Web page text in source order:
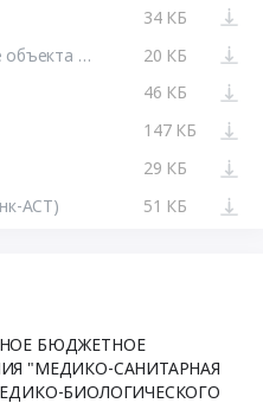
34 КБ
Приложение № 3- Описание объекта закупки (8).docx
20 КБ
46 КБ
147 КБ
29 КБ
АСТ)
51 КБ
БЮДЖЕТНОЕ
"МЕДИКО-САНИТАРНАЯ
БИОЛОГИЧЕСКОГО